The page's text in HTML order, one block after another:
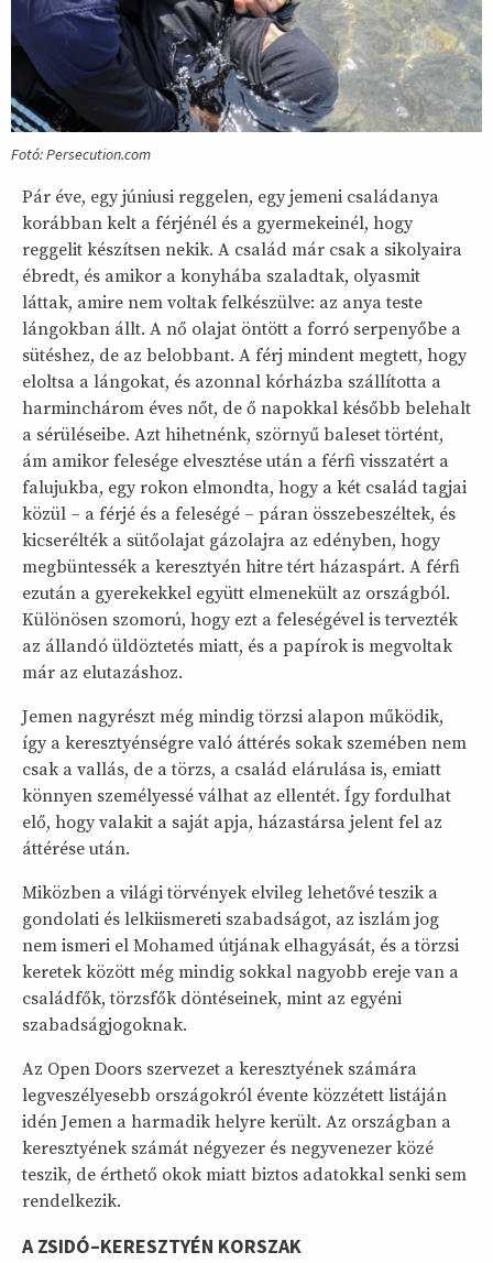
Fotó: Persecution.com
Pár éve, egy júniusi reggelen, egy jemeni családanya
korábban kelt a férjénél és a gyermekeinél, hogy
reggelit készítsen nekik. A család már csak a sikolyaira
ébredt, és amikor a konyhába szaladtak, olyasmit
láttak, amire nem voltak felkészülve: az anya teste
lángokban állt. A nő olajat öntött a forró serpenyőbe a
sütéshez, de az belobbant. A férj mindent megtett, hogy
eloltsa a lángokat, és azonnal kórházba szállította a
harminchárom éves nőt, de ő napokkal később belehalt
a sérüléseibe. Azt hihetnénk, szörnyű baleset történt,
ám amikor felesége elvesztése után a férfi visszatért a
falujukba, egy rokon elmondta, hogy a két család tagjai
közül – a férjé és a feleségé – páran összebeszéltek, és
kicserélték a sütőolajat gázolajra az edényben, hogy
megbüntessék a keresztyén hitre tért házaspárt. A férfi
ezután a gyerekekkel együtt elmenekült az országból.
Különösen szomorú, hogy ezt a feleségével is tervezték
az állandó üldöztetés miatt, és a papírok is megvoltak
már az elutazáshoz.
Jemen nagyrészt még mindig törzsi alapon működik,
így a keresztyénségre való áttérés sokak szemében nem
csak a vallás, de a törzs, a család elárulása is, emiatt
könnyen személyessé válhat az ellentét. Így fordulhat
elő, hogy valakit a saját apja, házastársa jelent fel az
áttérése után.
Miközben a világi törvények elvileg lehetővé teszik a
gondolati és lelkiismereti szabadságot, az iszlám jog
nem ismeri el Mohamed útjának elhagyását, és a törzsi
keretek között még mindig sokkal nagyobb ereje van a
családfők, törzsfők döntéseinek, mint az egyéni
szabadságjogoknak.
Az Open Doors szervezet a keresztyének számára
legveszélyesebb országokról évente közzétett listáján
idén Jemen a harmadik helyre került. Az országban a
keresztyének számát négyezer és negyvenezer közé
teszik, de érthető okok miatt biztos adatokkal senki sem
rendelkezik.
A ZSIDÓ–KERESZTYÉN KORSZAK